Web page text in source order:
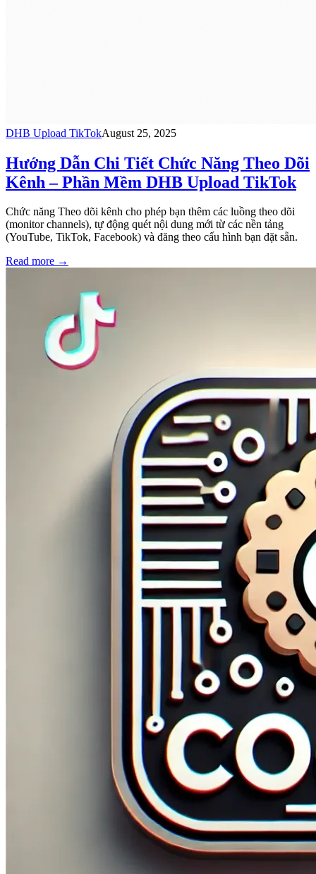
DHB Upload TikTokAugust 25, 2025
Hướng Dẫn Chi Tiết Chức Năng Theo Dõi
Kênh – Phần Mềm DHB Upload TikTok
Chức năng Theo dõi kênh cho phép bạn thêm các luồng theo dõi
(monitor channels), tự động quét nội dung mới từ các nền tảng
(YouTube, TikTok, Facebook) và đăng theo cấu hình bạn đặt sẵn.
Read more →